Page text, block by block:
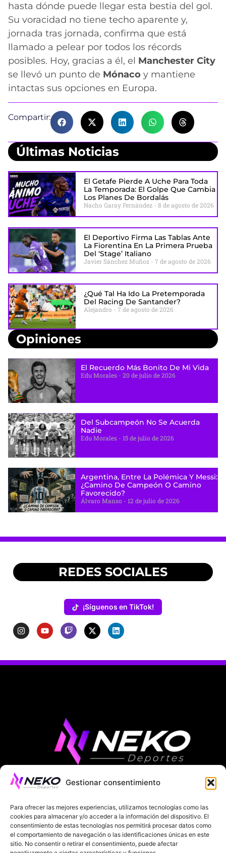
Gestionar consentimiento
Para ofrecer las mejores experiencias, utilizamos tecnologías como las
cookies para almacenar y/o acceder a la información del dispositivo. El
consentimiento de estas tecnologías nos permitirá procesar datos como
el comportamiento de navegación o las identificaciones únicas en este
sitio. No consentir o retirar el consentimiento, puede afectar
hasta dónde puede llegar esta bestia del gol.
Su voracidad no tiene techo aparente y,
jornada tras jornada, confirma que está
llamado a pelear por todos los récords
posibles. Hoy, gracias a él, el Manchester City
se llevó un punto de Mónaco y mantiene
intactas sus opciones en Europa.
Compartir:
Últimas Noticias
El Getafe Pierde A Uche Para Toda
La Temporada: El Golpe Que Cambia
Los Planes De Bordalás
Nacho Garay Fernández 8 de agosto de 2026
El Deportivo Firma Las Tablas Ante
La Fiorentina En La Primera Prueba
Del ‘stage’ Italiano
Javier Sánchez Muñoz 7 de agosto de 2026
¿Qué Tal Ha Ido La Pretemporada
Del Racing De Santander?
Alejandro 7 de agosto de 2026
Opiniones
El Recuerdo Más Bonito De Mi Vida
Edu Morales 20 de julio de 2026
Del Subcampeón No Se Acuerda
Nadie
Edu Morales 15 de julio de 2026
Argentina, Entre La Polémica Y Messi:
¿camino De Campeón O Camino
Favorecido?
Álvaro Manso 12 de julio de 2026
REDES SOCIALES
¡Síguenos en TikTok!
ÚLTIMAS NOTICIAS COMPETICIONES EUROPEAS
LA LIGA MUNDIAL 2026 FÚTBOL INTERNACIONAL
SOBRE NOSOTROS